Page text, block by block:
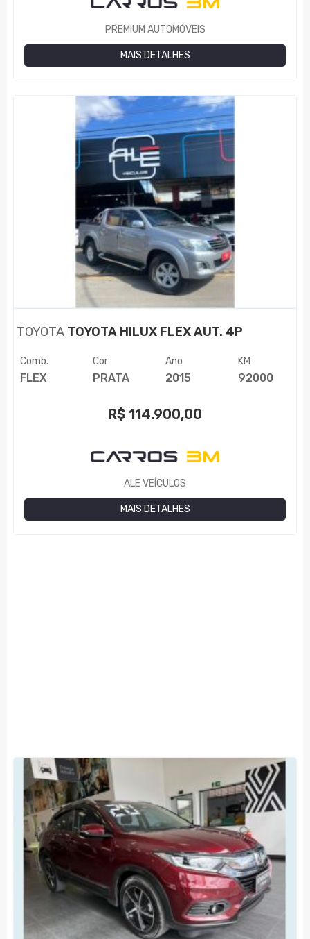
PREMIUM AUTOMÓVEIS
MAIS DETALHES
TOYOTA TOYOTA HILUX FLEX AUT. 4P
Comb.
FLEX
Cor
PRATA
Ano
2015
KM
92000
R$ 114.900,00
ALE VEÍCULOS
MAIS DETALHES